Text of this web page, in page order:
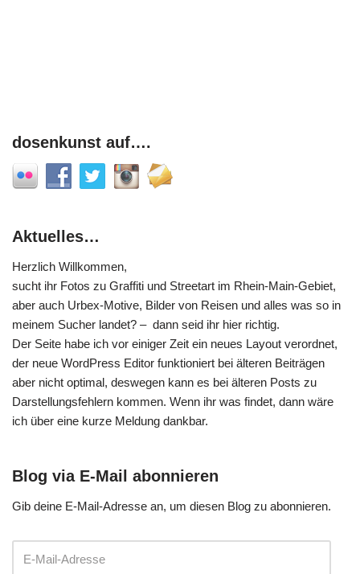
dosenkunst auf….
Aktuelles…
Herzlich Willkommen,
sucht ihr Fotos zu Graffiti und Streetart im Rhein-Main-Gebiet,
aber auch Urbex-Motive, Bilder von Reisen und alles was so in
meinem Sucher landet? – dann seid ihr hier richtig.
Der Seite habe ich vor einiger Zeit ein neues Layout verordnet,
der neue WordPress Editor funktioniert bei älteren Beiträgen
aber nicht optimal, deswegen kann es bei älteren Posts zu
Darstellungsfehlern kommen. Wenn ihr was findet, dann wäre
ich über eine kurze Meldung dankbar.
Blog via E-Mail abonnieren
Gib deine E-Mail-Adresse an, um diesen Blog zu abonnieren.